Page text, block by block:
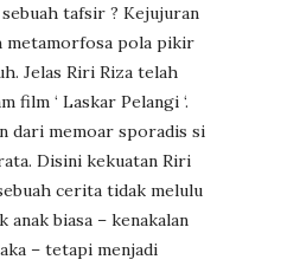
tafsir ? Kejujuran
metamorfosa pola pikir
Jelas Riri Riza telah
film ‘ Laskar Pelangi ‘.
dari memoar sporadis si
Disini kekuatan Riri
cerita tidak melulu
anak biasa – kenakalan
– tetapi menjadi